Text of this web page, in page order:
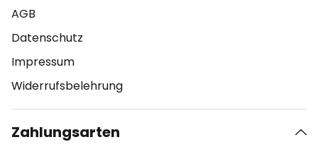
AGB
Datenschutz
Impressum
Widerrufsbelehrung
Zahlungsarten